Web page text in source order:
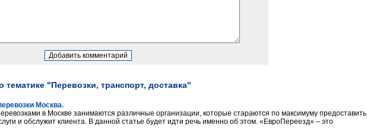
тематике "Перевозки, транспорт, доставка"
Москва.
в Москве занимаются различные организации, которые стараются по максимуму предоставить
и обслужит клиента. В данной статье будет идти речь именно об этом. «ЕвроПереезд» – это